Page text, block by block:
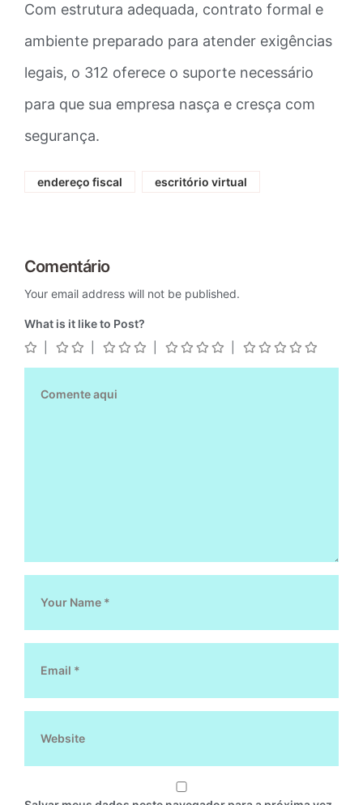
Com estrutura adequada, contrato formal e
ambiente preparado para atender exigências
legais, o 312 oferece o suporte necessário
para que sua empresa nasça e cresça com
segurança.
endereço fiscal escritório virtual
Comentário
Your email address will not be published.
What is it like to Post?